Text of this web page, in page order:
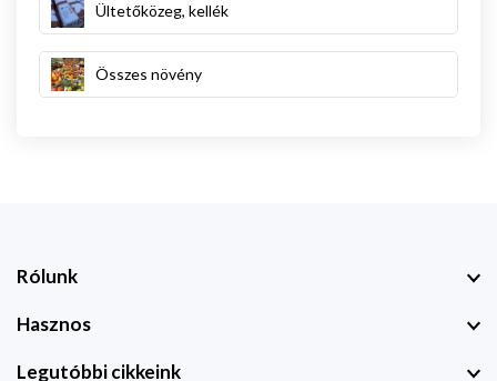
Ültetőközeg, kellék
Összes növény
Rólunk
Hasznos
Legutóbbi cikkeink